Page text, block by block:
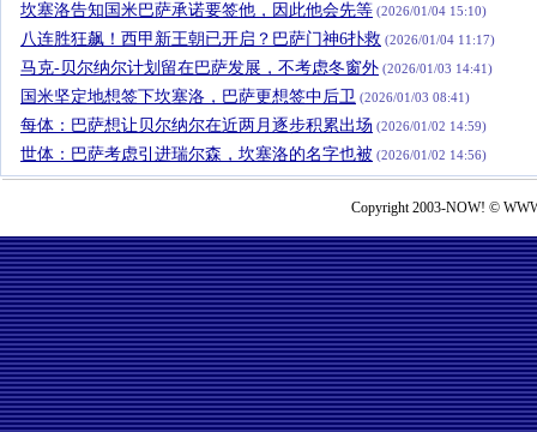
坎塞洛告知国米巴萨承诺要签他，因此他会先等 (2026/01/04 15:10)
八连胜狂飙！西甲新王朝已开启？巴萨门神6扑救 (2026/01/04 11:17)
马克-贝尔纳尔计划留在巴萨发展，不考虑冬窗外 (2026/01/03 14:41)
国米坚定地想签下坎塞洛，巴萨更想签中后卫 (2026/01/03 08:41)
每体：巴萨想让贝尔纳尔在近两月逐步积累出场 (2026/01/02 14:59)
世体：巴萨考虑引进瑞尔森，坎塞洛的名字也被 (2026/01/02 14:56)
Copyright 2003-NOW! ©